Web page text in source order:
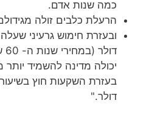
כמה שנות אדם.
הרעלת כלבים זולה
ובעזרת חימוש גרעיני
יכולה מדינה להשמיד
בעזרת השקעות חוץ
דולר."